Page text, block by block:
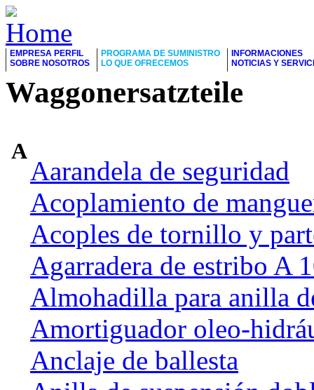
EMPRESA PERFIL
SOBRE NOSOTROS
PROGRAMA DE SUMINISTRO
LO QUE OFRECEMOS
INFORMACIONES
NOTICIAS Y
Waggonersatzteile
A
Aarandela de seguridad
Acoplamiento de
Acoples de tornillo y
Agarradera de estribo A
Almohadilla para anilla
Amortiguador oleo-
Anclaje de ballesta